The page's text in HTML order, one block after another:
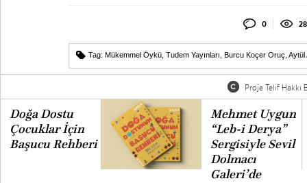
0
Tag: Mükemmel Öykü Tudem Yayınları Burcu Koçer Oruç Aytül
Proje Telif Hakkı
Doğa Dostu
Çocuklar İçin
Başucu Rehberi
Mehmet Uygun
“Leb-i Derya”
Sergisiyle Sevil
Dolmacı
Galeri’de